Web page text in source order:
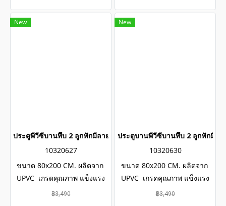
New
ประตูพีวีซีบานทึบ 2 ลูกฟักมีลายสีขาว wintech
10320627
ขนาด 80x200 CM. ผลิตจาก
UPVC เกรดคุณภาพ แข็งแรง
ทนทาน มีอายุการใช้งาน
฿3,490
New
ประตูบานพีวีซีบานทึบ 2 ลูกฟักมีล
10320630
ขนาด 80x200 CM. ผลิตจาก
UPVC เกรดคุณภาพ แข็งแรง
ทนทาน มีอายุการใช้งาน
฿3,490